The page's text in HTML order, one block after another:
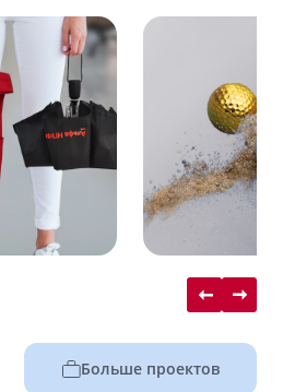
Больше проектов